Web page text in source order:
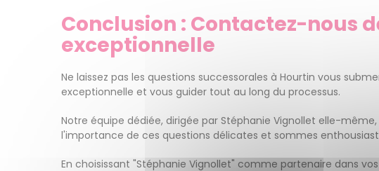
Conclusion : Contactez-nous
exceptionnelle
Ne laissez pas les questions successorales à Hourtin vous
exceptionnelle et vous guider tout au long du processus.
Notre équipe dédiée, dirigée par Stéphanie Vignollet elle-
l'importance de ces questions délicates et sommes
En choisissant "Stéphanie Vignollet" comme partenaire dans